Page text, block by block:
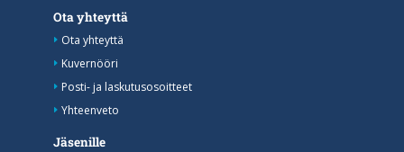
Ota yhteyttä
Ota yhteyttä
Kuvernööri
Posti- ja laskutusosoitteet
Yhteenveto
Jäsenille